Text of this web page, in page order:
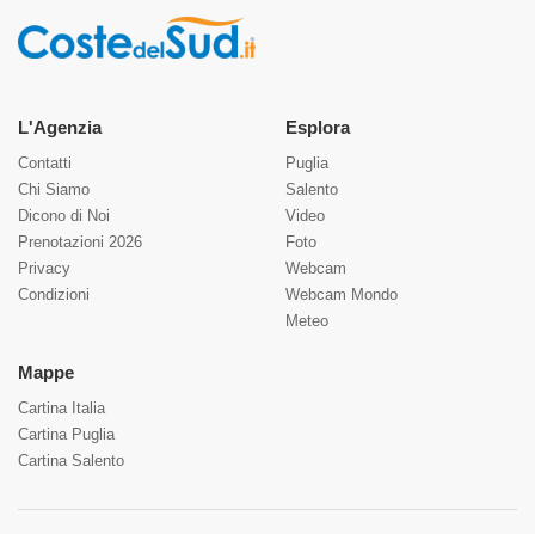
L'Agenzia
Contatti
Chi Siamo
Dicono di Noi
Prenotazioni 2026
Privacy
Condizioni
Esplora
Puglia
Salento
Video
Foto
Webcam
Webcam Mondo
Meteo
Mappe
Cartina Italia
Cartina Puglia
Cartina Salento